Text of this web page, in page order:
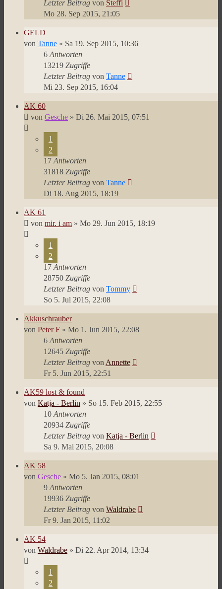
Letzter Beitrag von Steffi
Mo 28. Sep 2015, 21:05
GELD
von Tanne » Sa 19. Sep 2015, 10:36
6Antworten
13219 Zugriffe
Letzter Beitrag von Tanne
Mi 23. Sep 2015, 16:04
AK 60
von Gesche » Di 26. Mai 2015, 07:51
1
2
17Antworten
31818 Zugriffe
Letzter Beitrag von Tanne
Di 18. Aug 2015, 18:19
AK 61
von mir. i am » Mo 29. Jun 2015, 18:19
1
2
17Antworten
28750 Zugriffe
Letzter Beitrag von Tommy
So 5. Jul 2015, 22:08
Akkuschrauber
von Peter F » Mo 1. Jun 2015, 22:08
6Antworten
12645 Zugriffe
Letzter Beitrag vonAnnette
Fr 5. Jun 2015, 22:51
AK59 lost & found
von Katja - Berlin » So 15. Feb 2015, 22:55
10Antworten
20934 Zugriffe
Letzter Beitrag von Katja - Berlin
Sa 9. Mai 2015, 20:08
AK 58
von Gesche » Mo 5. Jan 2015, 08:01
9Antworten
19936 Zugriffe
Letzter Beitrag von Waldrabe
Fr 9. Jan 2015, 11:02
AK 54
von Waldrabe » Di 22. Apr 2014, 13:34
1
2